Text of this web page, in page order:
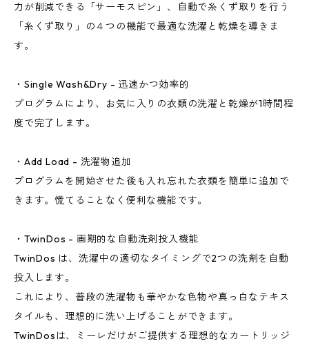
力が削減できる「サーモスピン」、自動で糸くず取りを行う
「糸くず取り」の４つの機能で最適な洗濯と乾燥を導きま
す。
・Single Wash&Dry - 迅速かつ効率的
プログラムにより、お気に入りの衣類の洗濯と乾燥が1時間程
度で完了します。
・Add Load - 洗濯物追加
プログラムを開始させた後も入れ忘れた衣類を簡単に追加で
きます。慌てることなく便利な機能です。
・TwinDos - 画期的な自動洗剤投入機能
TwinDos は、洗濯中の適切なタイミングで2つの洗剤を自動
投入します。
これにより、普段の洗濯物も華やかな色物や真っ白なテキス
タイルも、理想的に洗い上げることができます。
TwinDosは、ミーレだけがご提供する理想的なカートリッジ